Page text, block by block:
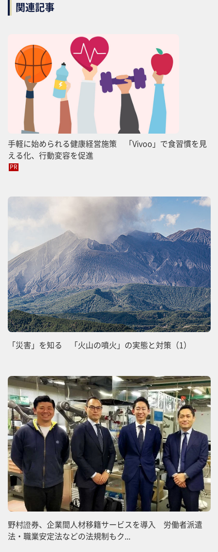
関連記事
手軽に始められる健康経営施策 「Vivoo」で食習慣を見
える化、行動変容を促進
PR
「災害」を知る 「火山の噴火」の実態と対策（1）
野村證券、企業間人材移籍サービスを導入 労働者派遣
法・職業安定法などの法規制もク...